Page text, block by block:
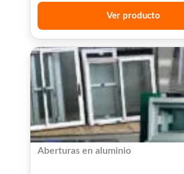
Ver producto
Aberturas en aluminio